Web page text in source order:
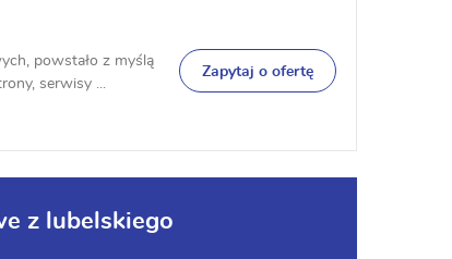
powstało z myślą
serwisy ...
Zapytaj o ofertę
z lubelskiego